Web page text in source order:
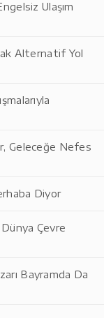
Ulaşım
Alternatif Yol
Geleceğe Nefes
Diyor
Çevre
Bayramda Da